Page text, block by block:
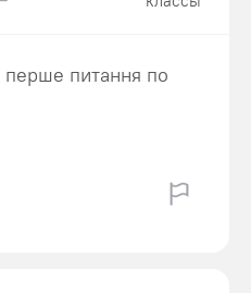
перше питання по